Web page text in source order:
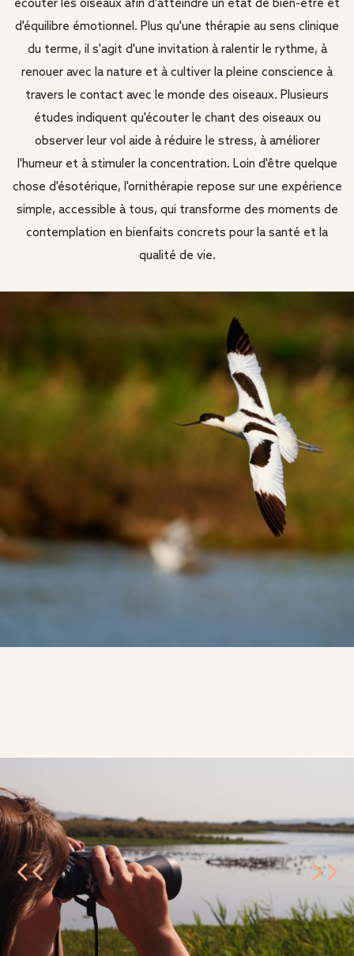
écouter les oiseaux afin d'atteindre un état de bien-être et
d'équilibre émotionnel. Plus qu'une thérapie au sens clinique
du terme, il s'agit d'une invitation à ralentir le rythme, à
renouer avec la nature et à cultiver la pleine conscience à
travers le contact avec le monde des oiseaux. Plusieurs
études indiquent qu'écouter le chant des oiseaux ou
observer leur vol aide à réduire le stress, à améliorer
l'humeur et à stimuler la concentration. Loin d'être quelque
chose d'ésotérique, l'ornithérapie repose sur une expérience
simple, accessible à tous, qui transforme des moments de
contemplation en bienfaits concrets pour la santé et la
qualité de vie.